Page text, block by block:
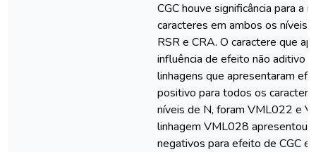
CGC houve significância para a
caracteres em ambos os níveis,
RSR e CRA. O caractere que
influência de efeito não aditivo
linhagens que apresentaram
positivo para todos os
níveis de N, foram VML022 e
linhagem VML028 apresentou
negativos para efeito de CGC